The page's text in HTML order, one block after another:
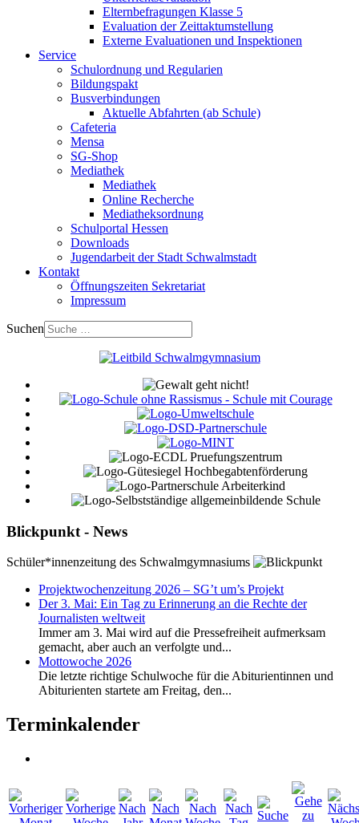
Elternbefragungen Klasse 5
Evaluation der Zeittaktumstellung
Externe Evaluationen und Inspektionen
Service
Schulordnung und Regularien
Bildungspakt
Busverbindungen
Aktuelle Abfahrten (ab Schule)
Cafeteria
Mensa
SG-Shop
Mediathek
Mediathek
Online Recherche
Mediatheksordnung
Schulportal Hessen
Downloads
Jugendarbeit der Stadt Schwalmstadt
Kontakt
Öffnungszeiten Sekretariat
Impressum
Suchen
Blickpunkt - News
Schüler*innenzeitung des Schwalmgymnasiums
Projektwochenzeitung 2026 – SG’t um’s Projekt
Der 3. Mai: Ein Tag zu Erinnerung an die Rechte der
Journalisten weltweit
Immer am 3. Mai wird auf die Pressefreiheit aufmerksam
gemacht, aber auch an verfolgte und...
Mottowoche 2026
Die letzte richtige Schulwoche für die Abiturientinnen und
Abiturienten startete am Freitag, den...
Terminkalender